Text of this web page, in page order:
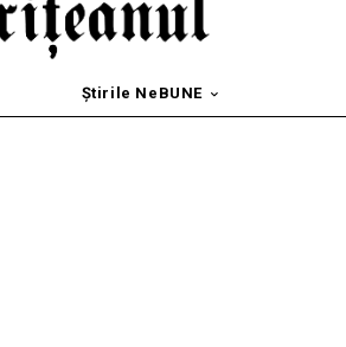
Știrile NeBUNE